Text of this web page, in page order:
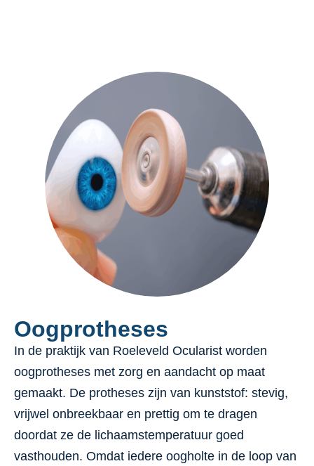
Oogprotheses
In de praktijk van Roeleveld Ocularist worden
oogprotheses met zorg en aandacht op maat
gemaakt. De protheses zijn van kunststof: stevig,
vrijwel onbreekbaar en prettig om te dragen
doordat ze de lichaamstemperatuur goed
vasthouden. Omdat iedere oogholte in de loop van